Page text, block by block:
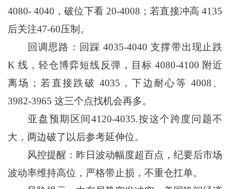
4080- 4040，破位下看 20-4008；若直接冲高 4135
后关注47-60压制。
回调思路：回踩 4035-4040 支撑带出现止跌
K 线，轻仓博弈短线反弹，目标 4080-4100 附近
离场；若直接跌破 4035，下边耐心等 4008、
3982-3965 这三个点找机会再多。
亚盘预期区间4120-4035.按这个跨度问题不
大，两边破了以后参考延伸位。
风控提醒：昨日波动幅度超百点，纪要后市场
波动率维持高位，严格带止损，不重仓扛单。